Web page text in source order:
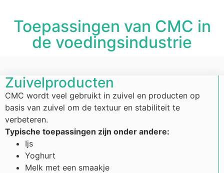
Toepassingen van CMC in
de voedingsindustrie
Zuivelproducten
CMC wordt veel gebruikt in zuivel en producten op
basis van zuivel om de textuur en stabiliteit te
verbeteren.
Typische toepassingen zijn onder andere:
Ijs
Yoghurt
Melk met een smaakje